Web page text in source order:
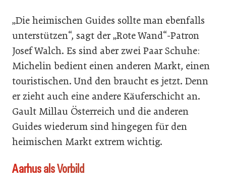
„Die heimischen Guides sollte man ebenfalls
unterstützen“, sagt der „Rote Wand“-­Patron
Josef Walch. Es sind aber zwei Paar Schuhe:
Michelin bedient einen anderen Markt, einen
touristischen. Und den braucht es jetzt. Denn
er zieht auch eine andere Käuferschicht an.
Gault Millau Österreich und die anderen
Guides wiederum sind hingegen für den
heimischen Markt extrem wichtig.
Aarhus als Vorbild